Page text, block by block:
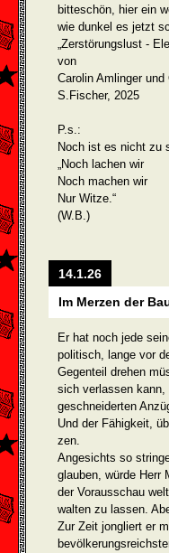
bitteschön, hier ein
wie dunkel es jetzt
„Zerstörungslust -
von
Carolin Amlinger
S.Fischer, 2025
P.s.:
Noch ist es nicht zu
„Noch lachen wir
Noch machen wir
Nur Witze.“
(W.B.)
14.1.26
Im Merzen der
Er hat noch jede
politisch, lange vor
Gegenteil drehen
sich verlassen
geschneiderten
Und der Fähigkeit,
zen.
Angesichts so
glauben, würde Herr
der Vorausschau
walten zu lassen.
Zur Zeit jongliert er